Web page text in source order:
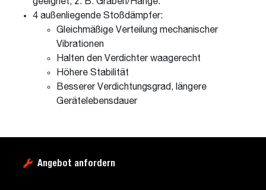
4 außenliegende Stoßdämpfer:
Gleichmäßige Verteilung mechanischer
Vibrationen
Halten den Verdichter waagerecht
Höhere Stabilität
Besserer Verdichtungsgrad, längere
Gerätelebensdauer
Angebot anfordern